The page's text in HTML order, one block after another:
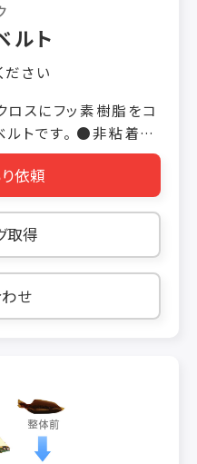
ルト
ださい
ロスにフッ素樹脂をコ
トです。 ●非粘着
ています。 ●用途に
ぞれの形状が選択可能
～＋260℃ ●蛇行
サポートも取付可能
依頼
取得
せ